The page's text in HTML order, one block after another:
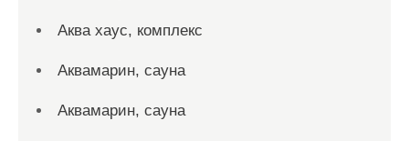
Аква хаус, комплекс
Аквамарин, сауна
Аквамарин, сауна